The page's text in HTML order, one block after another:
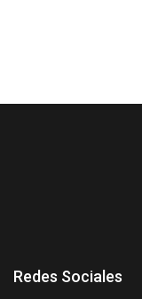
Redes Sociales